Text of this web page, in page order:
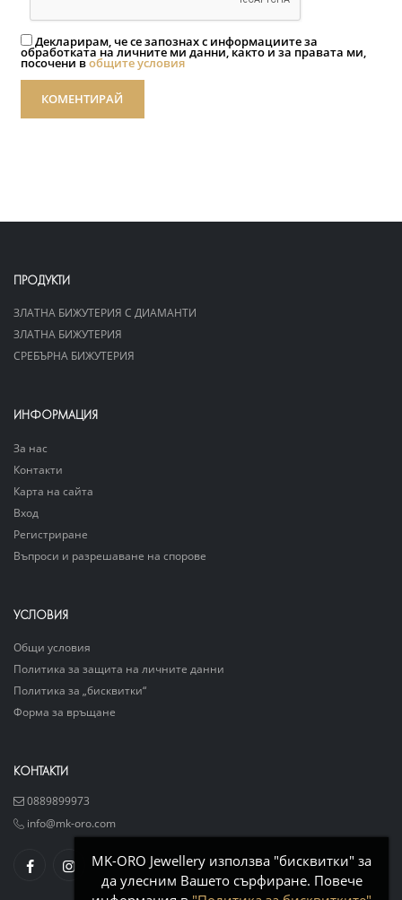
Декларирам, че се запознах с информациите за
обработката на личните ми данни, както и за правата ми,
посочени вобщите условия
КОМЕНТИРАЙ
ПРОДУКТИ
ЗЛАТНА БИЖУТЕРИЯ С ДИАМАНТИ
ЗЛАТНА БИЖУТЕРИЯ
СРЕБЪРНА БИЖУТЕРИЯ
ИНФОРМАЦИЯ
За нас
Контакти
Карта на сайта
Вход
Регистриране
Въпроси и разрешаване на спорове
УСЛОВИЯ
Общи условия
Политика за защита на личните данни
Политика за „бисквитки“
Форма за връщане
КОНТАКТИ
0889899973
info@mk-oro.com
MK-ORO Jewellery използва "бисквитки" за
да улесним Вашето сърфиране. Повече